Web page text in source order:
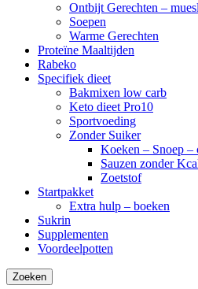
Ontbijt Gerechten –
Soepen
Warme Gerechten
Proteïne Maaltijden
Rabeko
Specifiek dieet
Bakmixen low carb
Keto dieet Pro10
Sportvoeding
Zonder Suiker
Koeken – Snoep –
Sauzen zonder
Zoetstof
Startpakket
Extra hulp – boeken
Sukrin
Supplementen
Voordeelpotten
Zoeken